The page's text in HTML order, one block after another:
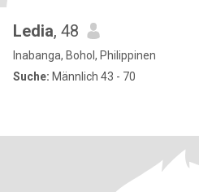
Ledia, 48
Inabanga, Bohol, Philippinen
Suche: Männlich 43 - 70